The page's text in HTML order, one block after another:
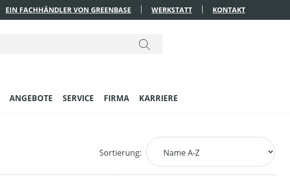
EIN FACHHÄNDLER VON GREENBASE WERKSTATT KONTAKT
ANGEBOTE SERVICE FIRMA KARRIERE
Sortierung: